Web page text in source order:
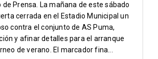
Prensa. La mañana de este sábado
cerrada en el Estadio Municipal un
contra el conjunto de AS Puma,
y afinar detalles para el arranque
de verano. El marcador fina...